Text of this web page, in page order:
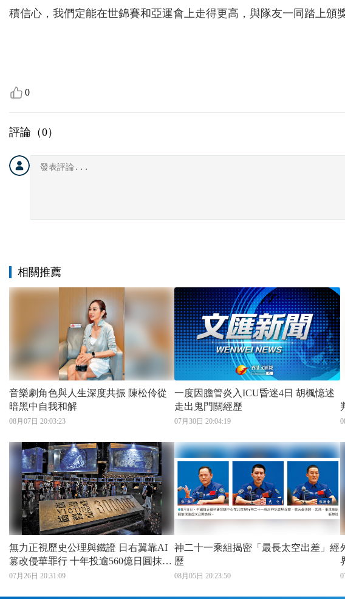
積信心，我們定能在世錦賽和亞運會上走得更高，與隊友一同踏上頒
0
評論（0）
相關推薦
音樂劇角色與人生深度共振 陳松伶從
暗黑中自我和解
08月07日 20:03:23
一度因膽管炎入ICU昏迷4日 胡楓憶述
走出鬼門關經歷
07月30日 20:04:19
無力正視歷史公理與鐵證 日右翼靠AI
篡改侵華罪行 十年投逾560億日圓抹黑
中國 青少年歷史認知面臨扭曲
07月26日 20:31:09
神二十一乘組揭密「最長太空出差」經
歷
08月05日 20:23:50
界 突破芯片